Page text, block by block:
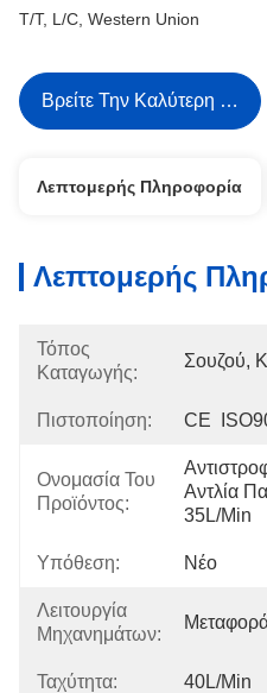
T/T, L/C, Western Union
Βρείτε Την Καλύτερη Τιμή
Λεπτομερής Πληροφορία
Λεπτομερής
Τόπος
Καταγωγής:
Σουζού,
Πιστοποίηση: CE
Ονομασία Του
Προϊόντος:
Αντλία
35L/min
Υπόθεση: Νέο
Λειτουργία
Μηχανημάτων:
Ταχύτητα: 40L/min